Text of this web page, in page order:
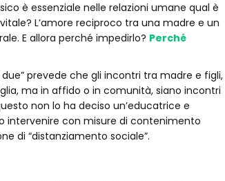
è essenziale nelle relazioni umane qual è
L’amore reciproco tra una madre e un
E allora perché impedirlo? Perché
prevede che gli incontri tra madre e figli,
ma in affido o in comunità, siano incontri
non lo ha deciso un’educatrice e
intervenire con misure di contenimento
di “distanziamento sociale”.